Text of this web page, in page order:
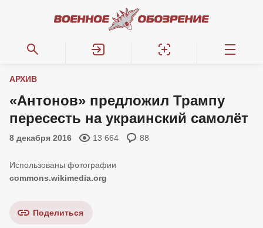
АРХИВ
«Антонов» предложил Трампу
пересесть на украинский самолёт
8 декабря 2016 13 664 88
commons.wikimedia.org
Поделиться